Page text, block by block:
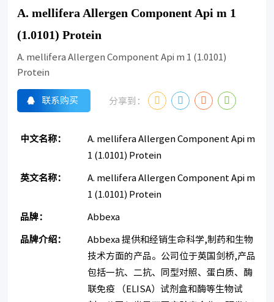
A. mellifera Allergen Component Api m 1
(1.0101) Protein
A. mellifera Allergen Component Api m 1 (1.0101)
Protein
联系购买 分享到：
中文名称：
A. mellifera Allergen Component Api m
1 (1.0101) Protein
英文名称：
A. mellifera Allergen Component Api m
1 (1.0101) Protein
品牌： Abbexa
品牌介绍：
Abbexa 提供和经销生命科学,制药和生物
技术方面的产品。公司位于英国剑桥,产品
包括一抗、二抗、同型对照、蛋白质、酶
联免疫 （ELISA）试剂盒和酶等生物试